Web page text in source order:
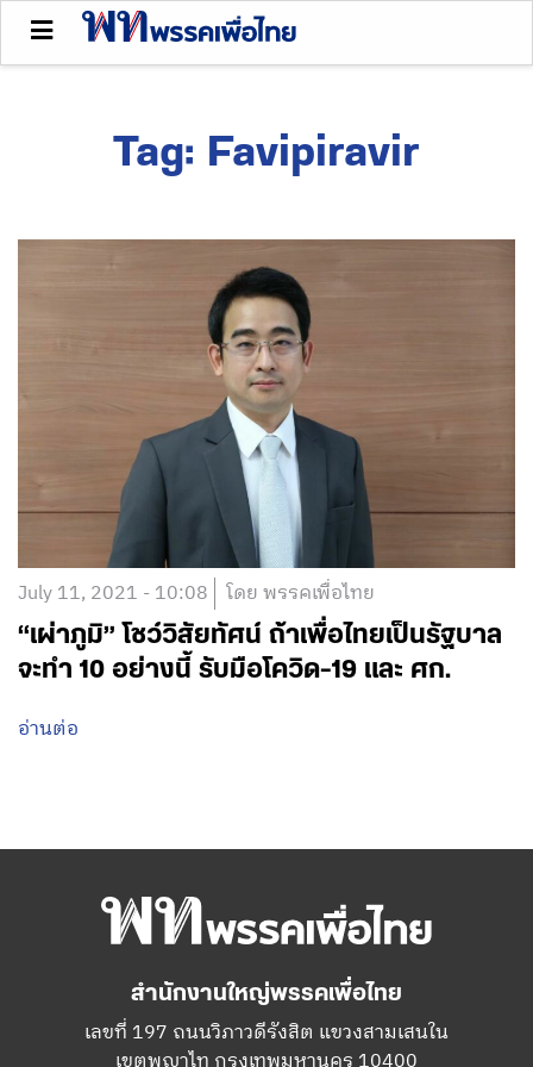
Tag: Favipiravir
July 11, 2021 - 10:08 โดย พรรคเพื่อไทย
“เผ่าภูมิ” โชว์วิสัยทัศน์ ถ้าเพื่อไทยเป็นรัฐบาล
จะทำ 10 อย่างนี้ รับมือโควิด-19 และ ศก.
อ่านต่อ
สำนักงานใหญ่พรรคเพื่อไทย
เลขที่ 197 ถนนวิภาวดีรังสิต แขวงสามเสนใน